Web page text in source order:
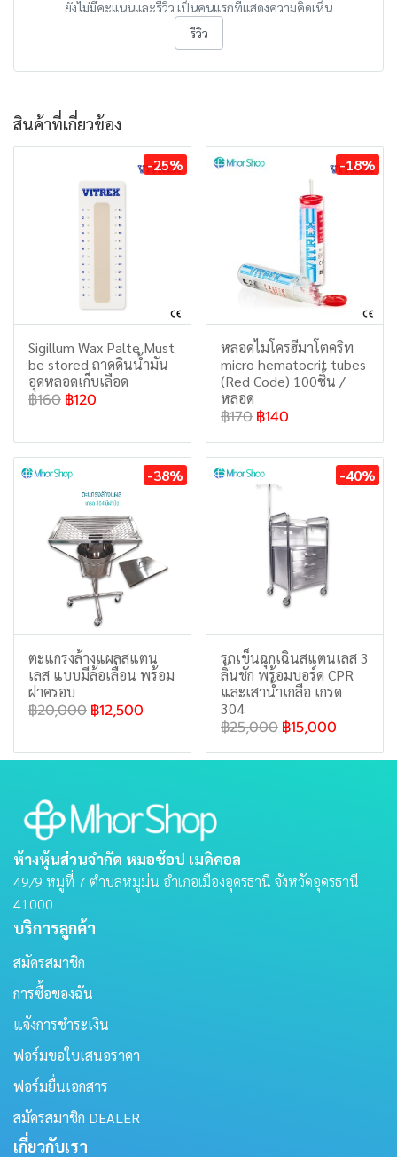
ยังไม่มีคะแนนและรีวิว เป็นคนแรกที่แสดงความคิดเห็น
รีวิว
สินค้าที่เกี่ยวข้อง
-25%
Sigillum Wax Palte Must
be stored ถาดดินน้ำมัน
อุดหลอดเก็บเลือด
฿160 ฿120
-18%
หลอดไมโครฮีมาโตคริท
micro hematocrit tubes
(Red Code) 100ชิ้น /
หลอด
฿170 ฿140
-38%
ตะแกรงล้างแผลสแตน
เลส แบบมีล้อเลื่อน พร้อม
ฝาครอบ
฿20,000 ฿12,500
-40%
รถเข็นฉุกเฉินสแตนเลส 3
ลิ้นชัก พร้อมบอร์ด CPR
และเสาน้ำเกลือ เกรด
304
฿25,000 ฿15,000
ห้างหุ้นส่วนจำกัด หมอช้อป เมดิคอล
49/9 หมูที่ 7 ตําบลหมูม่น อําเภอเมืองอุดรธานี จังหวัดอุดรธานี
41000
บริการลูกค้า
สมัครสมาชิก
การซื้อของฉัน
แจ้งการชำระเงิน
ฟอร์มขอใบเสนอราคา
ฟอร์มยื่นเอกสาร
สมัครสมาชิก DEALER
เกี่ยวกับเรา